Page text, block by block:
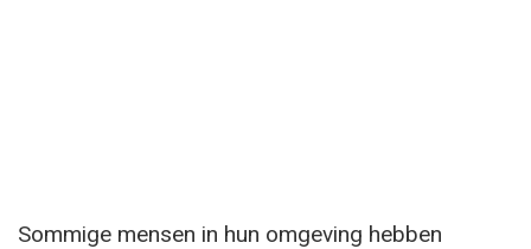
Sommige mensen in hun omgeving hebben